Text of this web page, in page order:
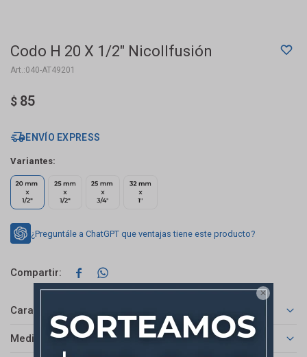

Codo H 20 X 1/2" Nicollfusión
040-AT49201
$ 85
ENVÍO EXPRESS
Variantes:
¿Preguntále a ChatGPT que ventajas tiene este producto?
 
Características
Medios de pago